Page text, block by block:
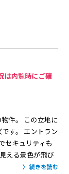
は内覧時にご確
件。
この立地に
す。
エントラン
セキュリティも
える景色が飛び
。この眺望、な
続きを読む